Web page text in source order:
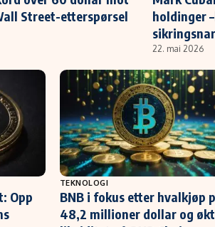
Street-etterspørsel
holdinger
22. mai 2026
Opp
TEKNOLOGI
BNB i fokus etter hvalkjøp
48,2 millioner dollar og økt